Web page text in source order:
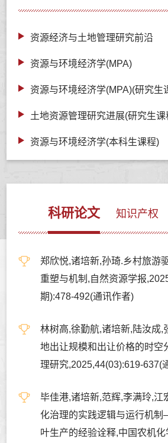
资源经济与土地管理研究前沿
资源与环境经济学(MPA)
资源与环境经济学(MPA)(研究生
土地资源管理研究进展(研究生课
资源与环境经济学(本科生课程)
科研论文 知识产权
郑欣悦,诸培新,孙琦.乡村旅游
重塑与机制,自然资源学报
期):478-492(通讯作者)
林树高,徐勤航,诸培新,陆汝成,
地出让规模和出让价格的时空
理研究,2025,44(03):619-637(
毕佳港,诸培新,范辉,李满玲,江
化治理的实践逻辑与运行机
叶生产的经验诠释,中国农机化